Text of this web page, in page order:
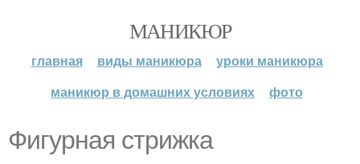
МАНИКЮР
главная виды маникюра
уроки маникюра
маникюр в домашних условиях
фото
Фигурная стрижка